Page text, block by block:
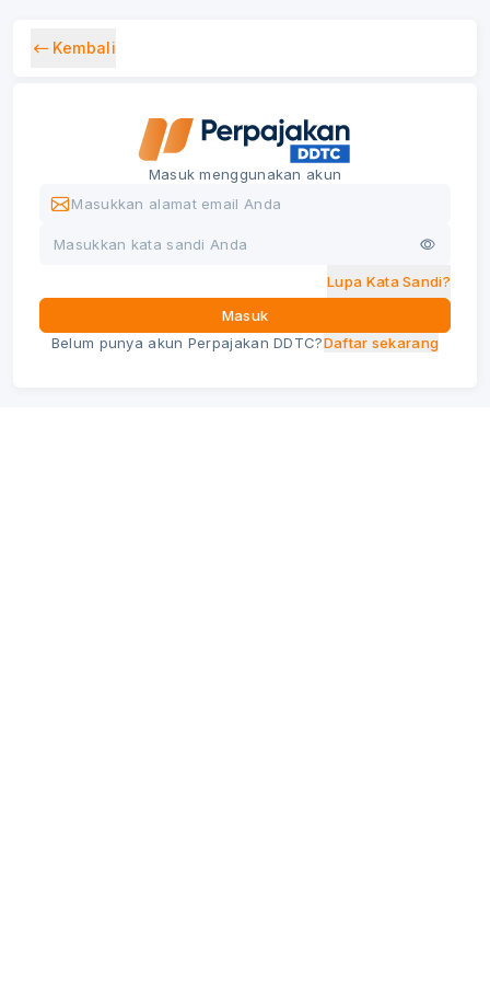
Kembali
Masuk menggunakan akun
Lupa Kata Sandi?
Masuk
Belum punya akun Perpajakan DDTC?Daftar sekarang